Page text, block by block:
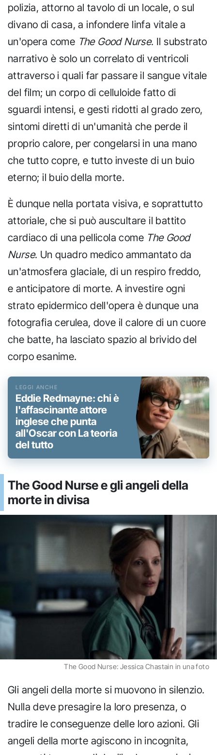
polizia, attorno al tavolo di un locale, o sul
divano di casa, a infondere linfa vitale a
un'opera come The Good Nurse. Il substrato
narrativo è solo un correlato di ventricoli
attraverso i quali far passare il sangue vitale
del film; un corpo di celluloide fatto di
sguardi intensi, e gesti ridotti al grado zero,
sintomi diretti di un'umanità che perde il
proprio calore, per congelarsi in una mano
che tutto copre, e tutto investe di un buio
eterno; il buio della morte.
È dunque nella portata visiva, e soprattutto
attoriale, che si può auscultare il battito
cardiaco di una pellicola come The Good
Nurse. Un quadro medico ammantato da
un'atmosfera glaciale, di un respiro freddo,
e anticipatore di morte. A investire ogni
strato epidermico dell'opera è dunque una
fotografia cerulea, dove il calore di un cuore
che batte, ha lasciato spazio al brivido del
corpo esanime.
Eddie Redmayne: chi è
l'affascinante attore
inglese che punta
all'Oscar con La teoria
del tutto
The Good Nurse e gli angeli della
morte in divisa
The Good Nurse: Jessica Chastain in una foto
Gli angeli della morte si muovono in silenzio.
Nulla deve presagire la loro presenza, o
tradire le conseguenze delle loro azioni. Gli
angeli della morte agiscono in incognita,